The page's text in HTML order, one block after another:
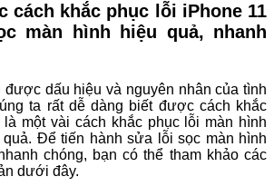
cách khắc phục lỗi iPhone 11
màn hình hiệu quả, nhanh
được dấu hiệu và nguyên nhân của tình
ta rất dễ dàng biết được cách khắc
một vài cách khắc phục lỗi màn hình
Để tiến hành sửa lỗi sọc màn hình
chóng, bạn có thể tham khảo các
dưới đây.